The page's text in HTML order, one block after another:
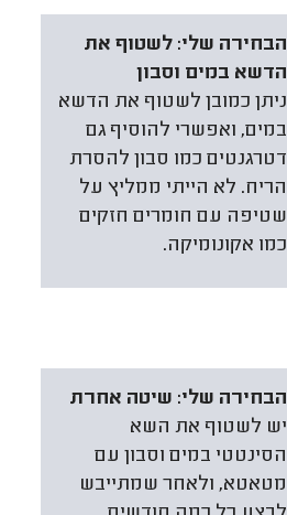
הבחירה שלי: לשטוף את
הדשא במים וסבון
ניתן כמובן לשטוף את הדשא
במים, ואפשרי להוסיף גם
דטרגנטים כמו סבון להסרת
הריח. לא הייתי ממליץ על
שטיפה עם חומרים חזקים
כמו אקונומיקה.
הבחירה שלי: שיטה אחרת
יש לשטוף את השא
הסינטטי במים וסבון עם
מטאטא, ולאחר שמתייבש